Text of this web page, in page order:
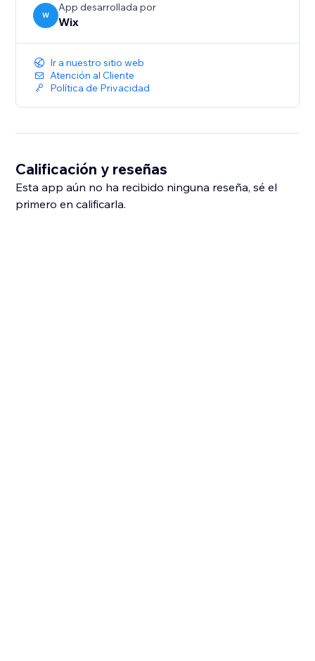
W
App desarrollada por
Wix
Ir a nuestro sitio web
Atención al Cliente
Política de Privacidad
Calificación y reseñas
Esta app aún no ha recibido ninguna reseña, sé el
primero en calificarla.